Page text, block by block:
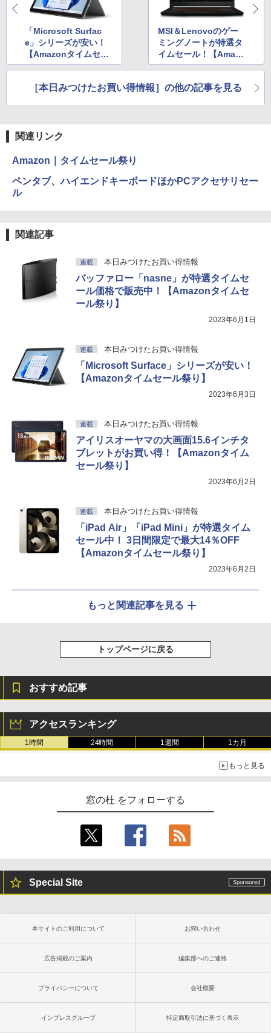
「Microsoft Surfac
e」シリーズが安い！
【Amazonタイムセー
ル祭り】
MSI＆Lenovoのゲー
ミングノートが特選タ
イムセール！【Amazo
nタイムセール祭り】
［本日みつけたお買い得情報］の他の記事を見る
関連リンク
Amazon｜タイムセール祭り
ペンタブ、ハイエンドキーボードほかPCアクセサリセー
ル
関連記事
連載 本日みつけたお買い得情報
バッファロー「nasne」が特選タイムセ
ール価格で販売中！【Amazonタイムセ
ール祭り】
2023年6月1日
連載 本日みつけたお買い得情報
「Microsoft Surface」シリーズが安い！
【Amazonタイムセール祭り】
2023年6月3日
連載 本日みつけたお買い得情報
アイリスオーヤマの大画面15.6インチタ
ブレットがお買い得！【Amazonタイム
セール祭り】
2023年6月2日
連載 本日みつけたお買い得情報
「iPad Air」「iPad Mini」が特選タイム
セール中！ 3日間限定で最大14％OFF
【Amazonタイムセール祭り】
2023年6月2日
もっと関連記事を見る
トップページに戻る
おすすめ記事
アクセスランキング
1時間 24時間 1週間 1カ月
もっと見る
窓の杜 をフォローする
Special Site
本サイトのご利用について お問い合わせ
広告掲載のご案内 編集部へのご連絡
プライバシーについて 会社概要
インプレスグループ 特定商取引法に基づく表示